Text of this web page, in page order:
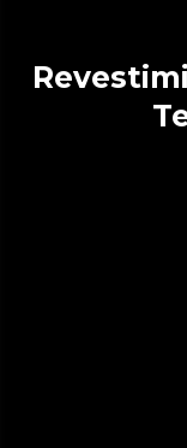
Revestimiento antiadherente